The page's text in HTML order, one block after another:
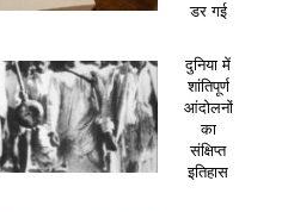
डर गई
दुनिया में
शांतिपूर्ण
आंदोलनों
का
संक्षिप्त
इतिहास